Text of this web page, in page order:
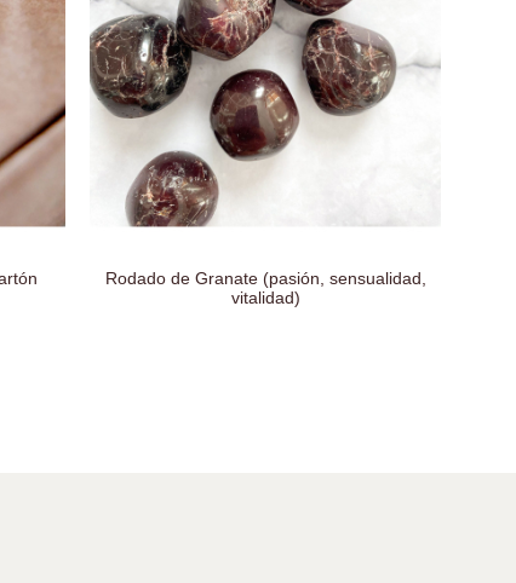
Rodado de Granate (pasión, sensualidad,
vitalidad)